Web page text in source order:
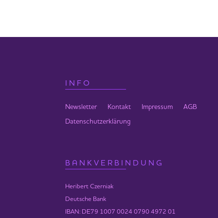
INFO
Newsletter Kontakt Impressum
AGB
Datenschutzerklärung
BANKVERBINDUNG
Heribert Czerniak
Deutsche Bank
IBAN: DE79 1007 0024 0790 4972 01